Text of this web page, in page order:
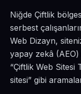
Niğde Çiftlik
serbest
Web Dizayn,
yapay zekâ
“Çiftlik Web Sitesi
sitesi” gibi